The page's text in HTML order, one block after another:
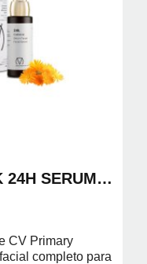
24H SERUM
CV Primary
completo para